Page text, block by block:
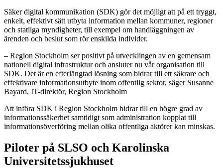
Säker digital kommunikation (SDK) gör det möjligt att på ett tryggt,
enkelt, effektivt sätt utbyta information mellan kommuner, regioner
och statliga myndigheter, till exempel om handläggningen av
ärenden och beslut som rör enskilda individer.
– Region Stockholm ser positivt på utvecklingen av en gemensam
nationell digital infrastruktur och ansluter nu vår organisation till
SDK. Det är en efterlängtad lösning som bidrar till ett säkrare och
effektivare informationsutbyte inom offentlig sektor, säger Susanne
Bayard, IT-direktör, Region Stockholm
Att införa SDK i Region Stockholm bidrar till en högre grad av
informationssäkerhet samtidigt som administration kopplat till
informationsöverföring mellan olika offentliga aktörer kan minskas.
Piloter på SLSO och Karolinska
Universitetssjukhuset